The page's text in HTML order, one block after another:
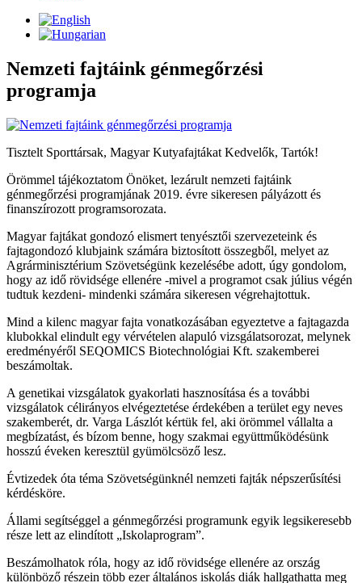
Nemzeti fajtáink génmegőrzési
programja
Tisztelt Sporttársak, Magyar Kutyafajtákat Kedvelők, Tartók!
Örömmel tájékoztatom Önöket, lezárult nemzeti fajtáink
génmegőrzési programjának 2019. évre sikeresen pályázott és
finanszírozott programsorozata.
Magyar fajtákat gondozó elismert tenyésztői szervezeteink és
fajtagondozó klubjaink számára biztosított összegből, melyet az
Agrárminisztérium Szövetségünk kezelésébe adott, úgy gondolom,
hogy az idő rövidsége ellenére -mivel a programot csak július végén
tudtuk kezdeni- mindenki számára sikeresen végrehajtottuk.
Mind a kilenc magyar fajta vonatkozásában egyeztetve a fajtagazda
klubokkal elindult egy vérvételen alapuló vizsgálatsorozat, melynek
eredményéről SEQOMICS Biotechnológiai Kft. szakemberei
beszámoltak.
A genetikai vizsgálatok gyakorlati hasznosítása és a további
vizsgálatok célirányos elvégeztetése érdekében a terület egy neves
szakemberét, dr. Varga Lászlót kértük fel, aki örömmel vállalta a
megbízatást, és bízom benne, hogy szakmai együttműködésünk
hosszú éveken keresztül gyümölcsöző lesz.
Évtizedek óta téma Szövetségünknél nemzeti fajták népszerűsítési
kérdésköre.
Állami segítséggel a génmegőrzési programunk egyik legsikeresebb
része lett az elindított „Iskolaprogram”.
Beszámolhatok róla, hogy az idő rövidsége ellenére az ország
különböző részein több ezer általános iskolás diák hallgathatta meg